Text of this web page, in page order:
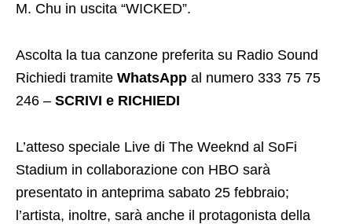
M. Chu in uscita “WICKED”.
Ascolta la tua canzone preferita su Radio Sound
Richiedi tramite WhatsApp al numero 333 75 75
246 – SCRIVI e RICHIEDI
L’atteso speciale Live di The Weeknd al SoFi
Stadium in collaborazione con HBO sarà
presentato in anteprima sabato 25 febbraio;
l’artista, inoltre, sarà anche il protagonista della